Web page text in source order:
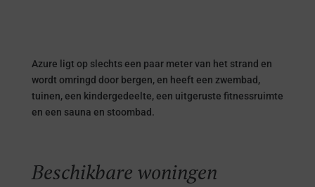
Azure ligt op slechts een paar meter van het strand en
wordt omringd door bergen, en heeft een zwembad,
tuinen, een kindergedeelte, een uitgeruste fitnessruimte
en een sauna en stoombad.
Beschikbare woningen